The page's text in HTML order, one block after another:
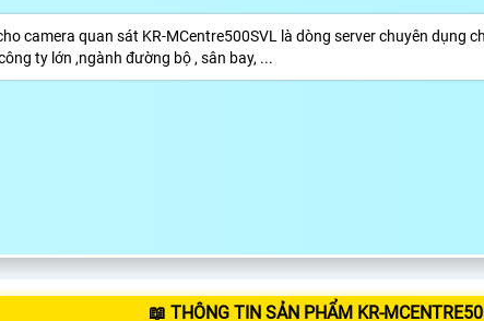
camera quan sát KR-MCentre500SVL là dòng server chuyên dụng
ty lớn ,ngành đường bộ , sân bay, ...
📖 THÔNG TIN SẢN PHẨM KR-